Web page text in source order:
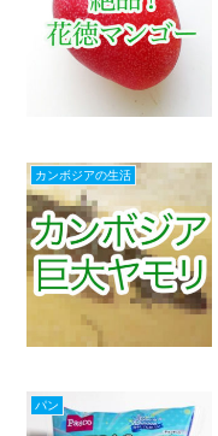
カンボジアの生活
パン